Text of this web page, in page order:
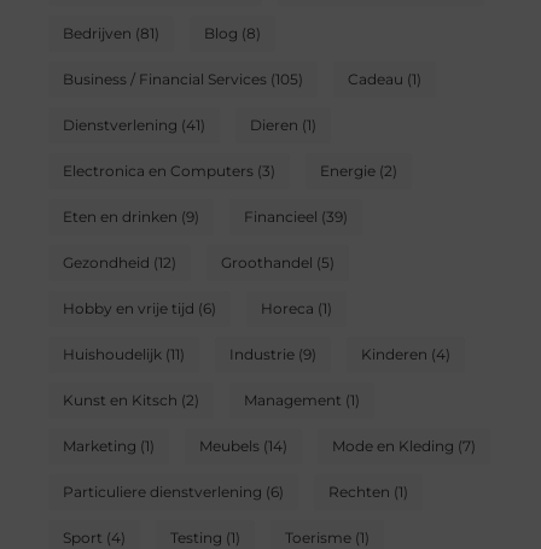
Bedrijven (81) Blog (8)
Business / Financial Services(105) Cadeau (1)
Dienstverlening (41) Dieren (1)
Electronica en Computers(3) Energie(2)
Eten en drinken (9) Financieel (39)
Gezondheid (12) Groothandel (5)
Hobby en vrije tijd (6) Horeca (1)
Huishoudelijk(11) Industrie(9) Kinderen (4)
Kunst en Kitsch (2) Management (1)
Marketing (1) Meubels(14) Mode en Kleding (7)
Particuliere dienstverlening (6) Rechten (1)
Sport (4) Testing (1) Toerisme(1)